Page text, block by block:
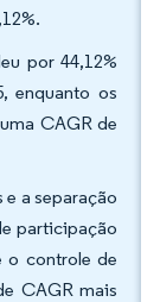
por 44,12%
enquanto os
CAGR de
a separação
participação
o controle de
CAGR mais